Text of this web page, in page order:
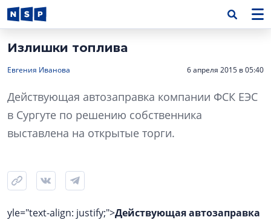
Излишки топлива
Евгения Иванова 6 апреля 2015 в 05:40
Действующая автозаправка компании ФСК ЕЭС
в Сургуте по решению собственника
выставлена на открытые торги.
yle="text-align: justify;">Действующая автозаправка